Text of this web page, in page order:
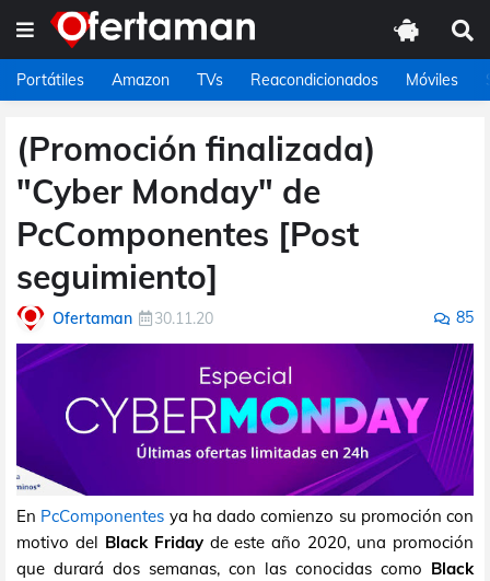
Portátiles Amazon TVs Reacondicionados Móviles
(Promoción finalizada)
"Cyber Monday" de
PcComponentes [Post
seguimiento]
Ofertaman 30.11.20 85
En PcComponentes ya ha dado comienzo su promoción con
motivo del Black Fridayde este año 2020, una promoción
que durará dos semanas, con las conocidas como Black